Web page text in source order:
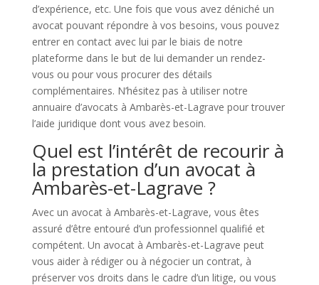
d’expérience, etc. Une fois que vous avez déniché un
avocat pouvant répondre à vos besoins, vous pouvez
entrer en contact avec lui par le biais de notre
plateforme dans le but de lui demander un rendez-
vous ou pour vous procurer des détails
complémentaires. N’hésitez pas à utiliser notre
annuaire d’avocats à Ambarès-et-Lagrave pour trouver
l’aide juridique dont vous avez besoin.
Quel est l’intérêt de recourir à
la prestation d’un avocat à
Ambarès-et-Lagrave ?
Avec un avocat à Ambarès-et-Lagrave, vous êtes
assuré d’être entouré d’un professionnel qualifié et
compétent. Un avocat à Ambarès-et-Lagrave peut
vous aider à rédiger ou à négocier un contrat, à
préserver vos droits dans le cadre d’un litige, ou vous